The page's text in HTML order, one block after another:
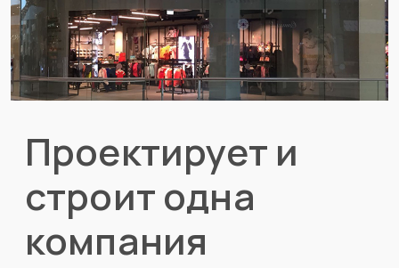
Проектирует и
строит одна
компания